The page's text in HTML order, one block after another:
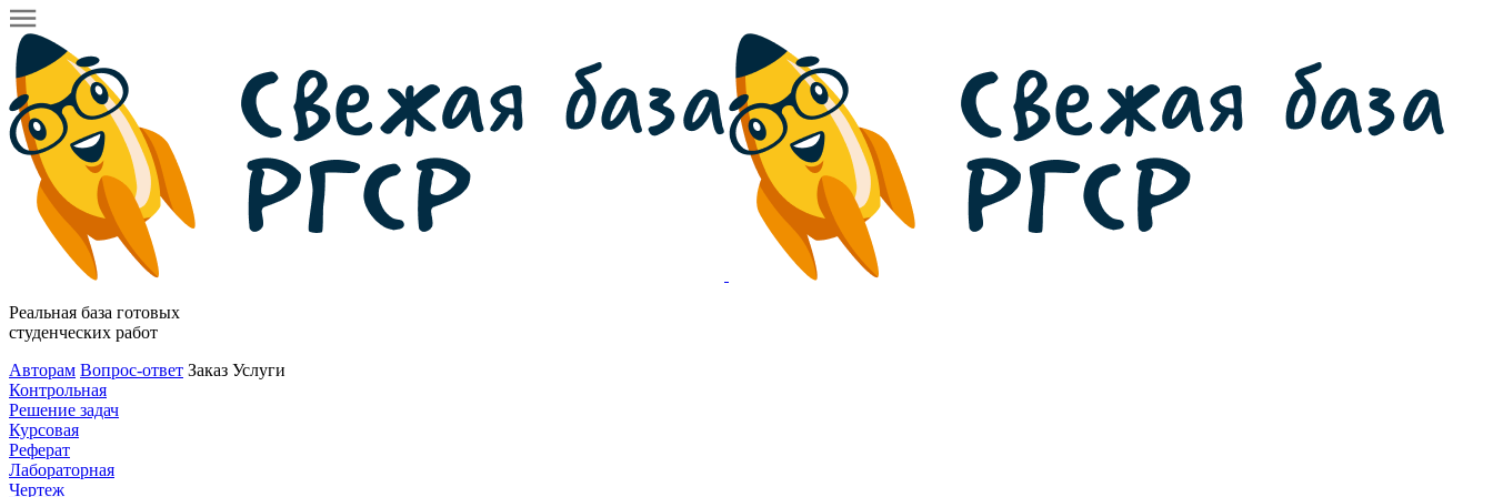
Реальная база готовых
студенческих работ
Авторам Вопрос-ответ Заказ Услуги
Контрольная
Решение задач
Курсовая
Реферат
Лабораторная
Чертеж